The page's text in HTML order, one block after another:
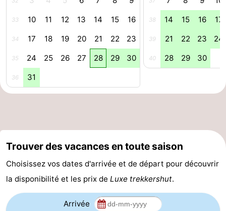
phoques
et
manger
Événements
Pratiques
Forum
Route
Stationnement
Adresses
Médicales
Région
Zeeland
Walcheren
33 10 11 12 13 14 15 16
34 17 18 19 20 21 22 23
35 24 25 26 27 28 29 30
36 31
38 14 15 16 17
39 21 22 23 24
40 28 29 30
Trouver des vacances en toute saison
Choisissez vos dates d'arrivée et de départ pour découvrir
la disponibilité et les prix de Luxe trekkershut.
Arrivée